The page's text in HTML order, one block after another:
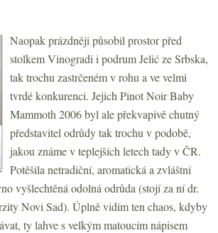
Naopak prázdněji působil prostor před
stolkem Vinogradi i podrum Jelić ze Srbska,
tak trochu zastrčeném v rohu a ve velmi
tvrdé konkurenci. Jejich Pinot Noir Baby
Mammoth 2006 byl ale překvapivě chutný
představitel odrůdy tak trochu v podobě,
jakou známe v teplejších letech tady v ČR.
Potěšila netradiční, aromatická a zvláštní
vyšlechtěná odolná odrůda (stojí za ní dr.
Novi Sad). Úplně vidím ten chaos, kdyby
ty lahve s velkým matoucím nápisem